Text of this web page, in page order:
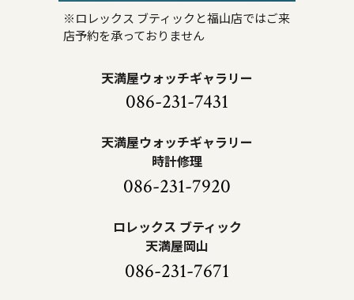
※ロレックス ブティックと福山店ではご来
店予約を承っておりません
天満屋ウォッチギャラリー
086-231-7431
天満屋ウォッチギャラリー
時計修理
086-231-7920
ロレックス ブティック
天満屋岡山
086-231-7671